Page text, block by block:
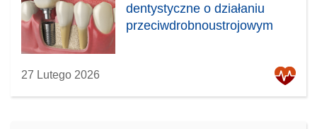
dentystyczne o działaniu
przeciwdrobnoustrojowym
27 Lutego 2026